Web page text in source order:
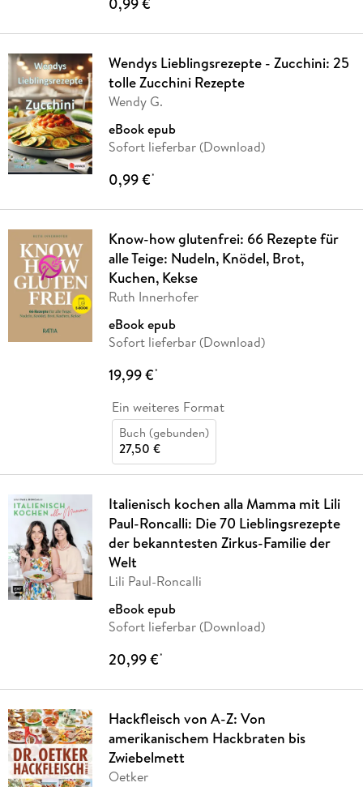
Wendys Lieblingsrezepte - Zucchini: 25
tolle Zucchini Rezepte
Wendy G.
eBook epub
Sofort lieferbar (Download)
0,99 €*
Know-how glutenfrei: 66 Rezepte für
alle Teige: Nudeln, Knödel, Brot,
Kuchen, Kekse
Ruth Innerhofer
eBook epub
Sofort lieferbar (Download)
19,99 €*
Ein weiteres Format
Buch (gebunden)
27,50 €
Italienisch kochen alla Mamma mit Lili
Paul-Roncalli: Die 70 Lieblingsrezepte
der bekanntesten Zirkus-Familie der
Welt
Lili Paul-Roncalli
eBook epub
Sofort lieferbar (Download)
20,99 €*
Hackfleisch von A-Z: Von
amerikanischem Hackbraten bis
Zwiebelmett
Oetker